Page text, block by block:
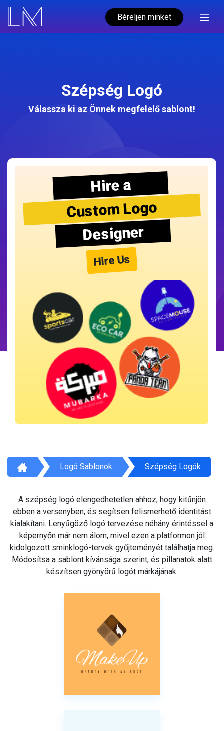
Béreljen minket
Szépség Logó
Válassza ki az Önnek megfelelő sablont!
Hire a
Custom Logo
Designer
Hire Us
Logó Sablonok Szépség Logók
A szépség logó elengedhetetlen ahhoz, hogy kitűnjön
ebben a versenyben, és segítsen felismerhető identitást
kialakítani. Lenyűgöző logó tervezése néhány érintéssel a
képernyőn már nem álom, mivel ezen a platformon jól
kidolgozott sminklogó-tervek gyűjteményét találhatja meg.
Módosítsa a sablont kívánsága szerint, és pillanatok alatt
készítsen gyönyörű logót márkájának.